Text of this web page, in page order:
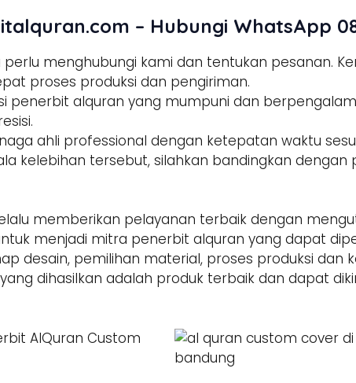
– Hubungi WhatsApp
perlu menghubungi kami dan tentukan pesanan.
proses produksi dan pengiriman.
penerbit alquran yang mumpuni dan
ahli professional dengan ketepatan waktu
kelebihan tersebut, silahkan bandingkan dengan
memberikan pelayanan terbaik dengan
menjadi mitra penerbit alquran yang dapat
desain, pemilihan material, proses produksi dan
dihasilkan adalah produk terbaik dan dapat